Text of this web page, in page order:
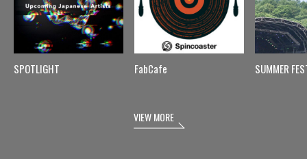
SPOTLIGHT FabCafe SUMMER
VIEW MORE